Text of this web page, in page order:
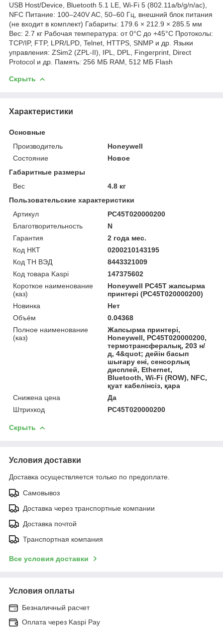
USB Host/Device, Bluetooth 5.1 LE, Wi-Fi 5 (802.11a/b/g/n/ac),
NFC Питание: 100–240V AC, 50–60 Гц, внешний блок питания
(не входит в комплект) Габариты: 179.6 × 212.9 × 285.5 мм
Вес: 2.7 кг Рабочая температура: от 0°C до +45°C Протоколы:
TCP/IP, FTP, LPR/LPD, Telnet, HTTPS, SNMP и др. Языки
управления: ZSim2 (ZPL-II), IPL, DPL, Fingerprint, Direct
Protocol и др. Память: 256 МБ RAM, 512 МБ Flash
Скрыть
Характеристики
Основные
Производитель
Honeywell
Состояние
Новое
Габаритные размеры
Вес
4.8 кг
Пользовательские характеристики
Артикул
PC45T020000200
Благотворительность
N
Гарантия
2 года мес.
Код НКТ
0200210143195
Код ТН ВЭД
8443321009
Код товара Kaspi
147375602
Короткое наименование
(каз)
Honeywell PC45T жапсырма
принтері (PC45T020000200)
Новинка
Нет
Объём
0.04368
Полное наименование
(каз)
Жапсырма принтері,
Honeywell, PC45T020000200,
термотрансфералық, 203 н/
д, 4&quot; дейін басып
шығару ені, сенсорлық
дисплей, Ethernet,
Bluetooth, Wi-Fi (ROW), NFC,
қуат кабелінсіз, қара
Снижена цена
Да
Штрихкод
PC45T020000200
Скрыть
Условия доставки
Доставка осуществляется только по предоплате.
Самовывоз
Доставка через транспортные компании
Доставка почтой
Транспортная компания
Все условия доставки
Условия оплаты
Безналичный расчет
Оплата через Kaspi Pay